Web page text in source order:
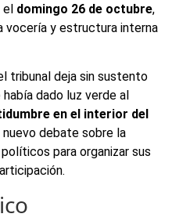
el domingo 26 de octubre,
vocería y estructura interna
tribunal deja sin sustento
dado luz verde al
en el interior del
nuevo debate sobre la
para organizar sus